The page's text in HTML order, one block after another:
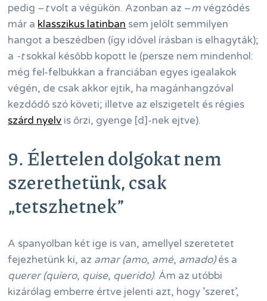
pedig –tvolt a végükön. Azonban az –mvégződés
már a klasszikus latinban sem jelölt semmilyen
hangot a beszédben (így idővel írásban is elhagyták);
a -tsokkal később kopott le (persze nem mindenhol:
még fel-felbukkan a franciában egyes igealakok
végén, de csak akkor ejtik, ha magánhangzóval
kezdődő szó követi; illetve az elszigetelt és régies
szárd nyelv is őrzi, gyenge [d]-nek ejtve).
9. Élettelen dolgokat nem
szerethetünk, csak
„tetszhetnek”
A spanyolban két ige is van, amellyel szeretetet
fejezhetünk ki, az amar (amo, amé, amado)és a
querer (quiero, quise, querido). Ám az utóbbi
kizárólag emberre értve jelenti azt, hogy ’szeret’,